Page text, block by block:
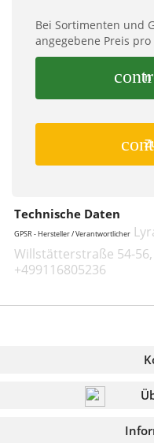
Bei Sortimenten und
angegebene Preis pro
In
Technische Daten
GPSR - Hersteller / Verantwortlicher
Willstätterstraße 54-
+499116805236